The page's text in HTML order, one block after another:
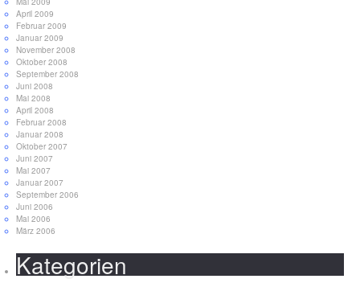
April 2009
Februar 2009
Januar 2009
November 2008
Oktober 2008
September 2008
Juni 2008
Mai 2008
April 2008
Februar 2008
Januar 2008
Oktober 2007
Juni 2007
Mai 2007
Januar 2007
September 2006
Juni 2006
Mai 2006
März 2006
Kategorien